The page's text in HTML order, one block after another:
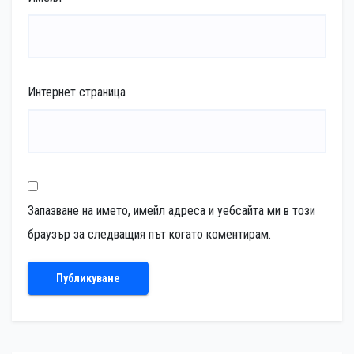
Интернет страница
Запазване на името, имейл адреса и уебсайта ми в този
браузър за следващия път когато коментирам.